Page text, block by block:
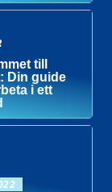
till
Din guide
i ett